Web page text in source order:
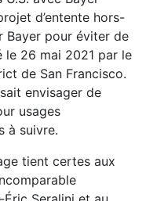
d’entente hors-
Bayer pour éviter de
le 26 mai 2021 par le
de San Francisco.
envisager de
usages
à suivre.
tient certes aux